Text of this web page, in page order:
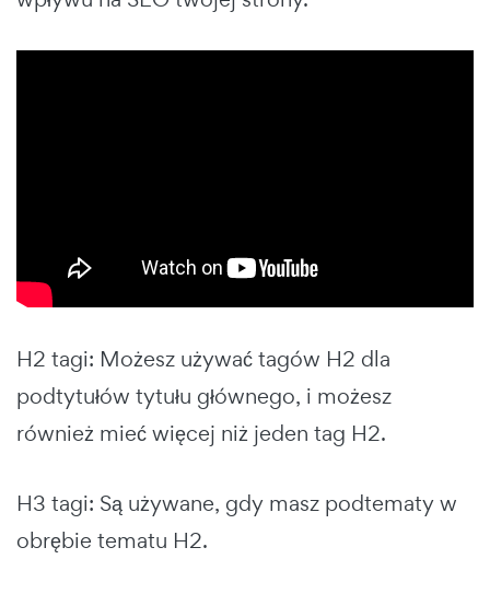
H2 tagi: Możesz używać tagów H2 dla
podtytułów tytułu głównego, i możesz
również mieć więcej niż jeden tag H2.
H3 tagi: Są używane, gdy masz podtematy w
obrębie tematu H2.